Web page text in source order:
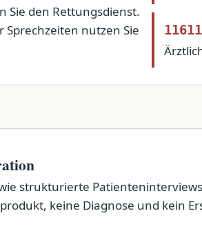
Sie den Rettungsdienst.
nutzen Sie
strukturierte
keine Diagnose und kein